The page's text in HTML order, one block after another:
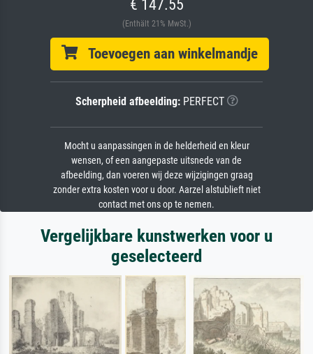
€ 147.55
(Enthält 21% MwSt.)
Toevoegen aan winkelmandje
Scherpheid afbeelding:PERFECT
Mocht u aanpassingen in de helderheid en kleur
wensen, of een aangepaste uitsnede van de
afbeelding, dan voeren wij deze wijzigingen graag
zonder extra kosten voor u door. Aarzel alstublieft niet
contact met ons op te nemen.
Vergelijkbare kunstwerken voor u
geselecteerd